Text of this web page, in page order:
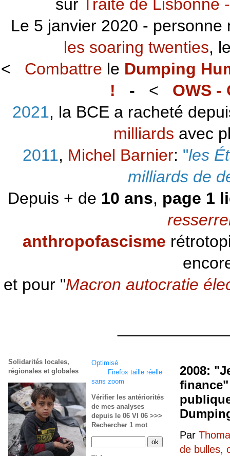
sur Traité de Lisbonne
Le 5 janvier 2020 -
les soaring twenties,
< Combattre le Dumping
! - < OWS -
2021, la BCE a racheté
milliards avec
2011, Michel Barnier: "les
milliards de
Depuis + de 10 ans, page 1
anthropofascisme
et pour "Macron autocratie
2008:
Par
de bulles,
Optimisé
Firefox taille réelle
sans zoom
Vérifier les antériorités
de mes analyses
depuis le 06 VI 06 >>>
Rechercher 1 mot
Solidarités locales,
régionales et globales